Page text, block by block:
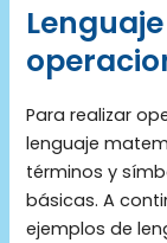
Para realizar
lenguaje
términos y
básicas. A
ejemplos de